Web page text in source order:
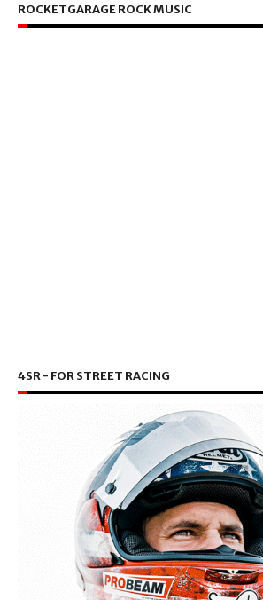
ROCKETGARAGE ROCK MUSIC
4SR - FOR STREET RACING